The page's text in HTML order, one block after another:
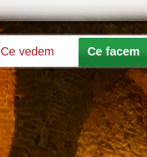
Ce vedem Ce facem